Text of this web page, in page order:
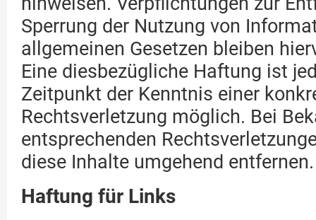
Sperrung der Nutzung von
allgemeinen Gesetzen bleiben
Eine diesbezügliche Haftung ist
Zeitpunkt der Kenntnis einer
Rechtsverletzung möglich. Bei
entsprechenden
diese Inhalte umgehend entfernen.
Haftung für Links